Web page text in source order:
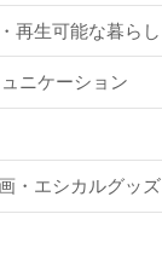
再生可能な暮らし
ニケーション
・エシカルグッズ